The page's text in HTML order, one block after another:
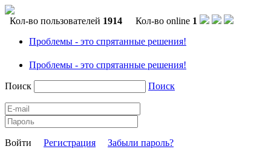
Кол-во пользователей 1914 Кол-во online 1
Проблемы - это спрятанные решения!
Проблемы - это спрятанные решения!
Поиск Поиск
Войти Регистрация
Забыли пароль?